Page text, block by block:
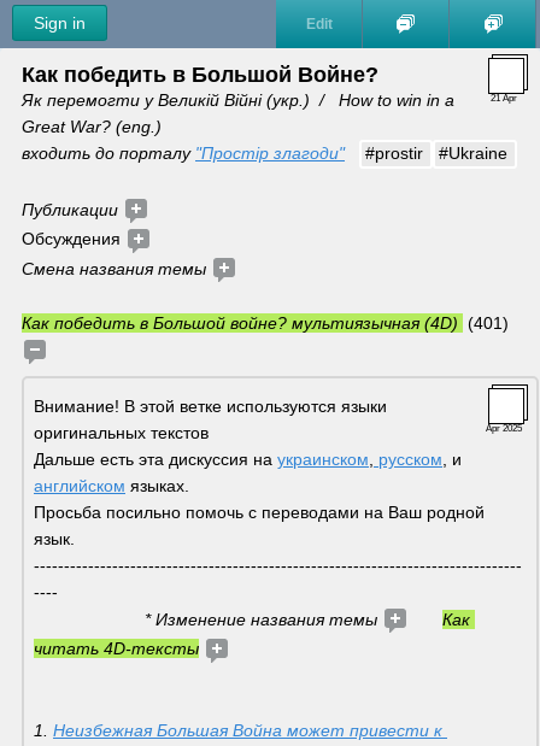
Sign in Edit
21 Apr
Как победить в Большой Войне?
Як перемогти у Великій Війні (укр.)  /   How to win in a
Great War? (eng.)
входить до порталу "Простір злагоди" #prostir #Ukraine
Публикации
Обсуждения
Смена названия темы
Как победить в Большой войне? мультиязычная (4D) (401)
Apr 2025
Внимание! В этой ветке используются языки
оригинальных текстов
Дальше есть эта дискуссия на украинском русском
английском языках.
Просьба посильно помочь с переводами на Ваш родной
язык.
---------------------------------------------------------------------------------
----
                       * Изменение названия темы
Как
читать 4D-тексты
1. Неизбежная Большая Война может привести к